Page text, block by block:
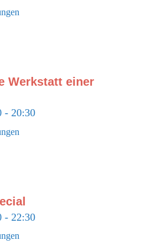
Werkstatt einer
- 20:30
- 22:30